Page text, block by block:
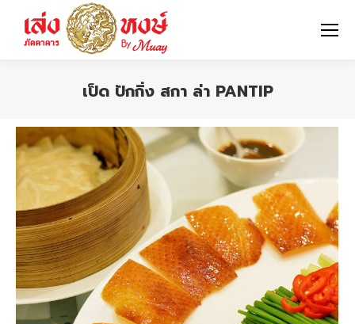
เป็ด ปักกิ่ง สกา ล่า PANTIP